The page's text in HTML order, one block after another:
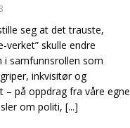
seg at det trauste,
verket” skulle endre
i samfunnsrollen som
inkvisitør og
– på oppdrag fra våre egne
om politi,[...]